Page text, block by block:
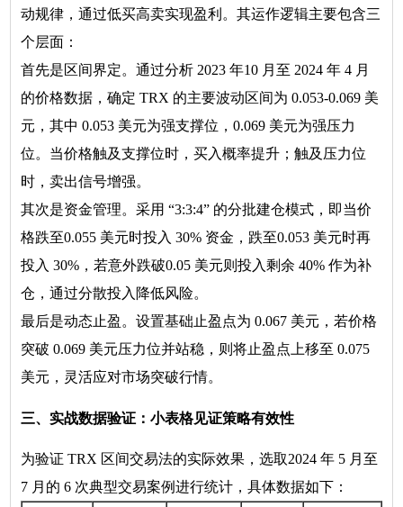
动规律，通过低买高卖实现盈利。其运作逻辑主要包含三
个层面：
首先是区间界定。通过分析 2023 年10 月至 2024 年 4 月
的价格数据，确定 TRX 的主要波动区间为 0.053-0.069 美
元，其中 0.053 美元为强支撑位，0.069 美元为强压力
位。当价格触及支撑位时，买入概率提升；触及压力位
时，卖出信号增强。
其次是资金管理。采用 “3:3:4” 的分批建仓模式，即当价
格跌至0.055 美元时投入 30% 资金，跌至0.053 美元时再
投入 30%，若意外跌破0.05 美元则投入剩余 40% 作为补
仓，通过分散投入降低风险。
最后是动态止盈。设置基础止盈点为 0.067 美元，若价格
突破 0.069 美元压力位并站稳，则将止盈点上移至 0.075
美元，灵活应对市场突破行情。
三、实战数据验证：小表格见证策略有效性
为验证 TRX 区间交易法的实际效果，选取2024 年 5 月至
7 月的 6 次典型交易案例进行统计，具体数据如下：